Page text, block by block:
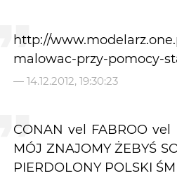
http://
malowac-przy-pomocy-
— 14.12.2012, 19:30:23
CONAN vel FABROO
MÓJ ZNAJOMY ŻEBYŚ
PIERDOLONY POLSKI